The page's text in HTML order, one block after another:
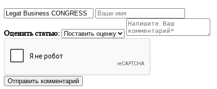
Оценить статью: